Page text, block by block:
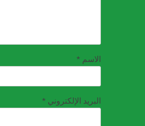
الاسم *
البريد الإلكتروني *